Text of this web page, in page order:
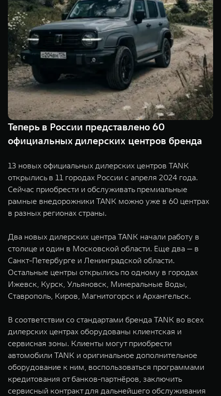
TANK 500
Веди за собой
от 6 499 000 ₽
TANK 700
Сила
от 10 199
Расширяя границы комфорта
от 6 149 000 ₽
Эстетика
от 5 699
WEY 80
Масштаб возможностей
от 6 449 000 ₽
WEY 80
Масштаб
от 8 099
TANK Финансы
Корпоративным клиентам
TANK ФИНАНСЫ
TANK Кредит
TANK Лизинг
TANK Страхование
Сервис
Специальные предложения
Моторные масла
ЦИФРОВЫЕ СЕРВИСЫ TANK
Цифровые сервисы TANK
Подписки
Теперь в России представлено 60
официальных дилерских центров бренда
13 новых официальных дилерских центров TANK
открылись в 11 городах России с апреля 2024 года.
Сейчас приобрести и обслуживать премиальные
рамные внедорожники TANK можно уже в 60 центрах
в разных регионах страны.
Два новых дилерских центра TANK начали работу в
столице и один в Московской области. Еще два — в
Санкт-Петербурге и Ленинградской области.
Остальные центры открылись по одному в городах
Ижевск, Курск, Ульяновск, Минеральные Воды,
Ставрополь, Киров, Магнитогорск и Архангельск.
В соответствии со стандартами бренда TANK во всех
дилерских центрах оборудованы клиентская и
сервисная зоны. Клиенты могут приобрести
автомобили TANK и оригинальное дополнительное
оборудование к ним, воспользоваться программами
кредитования от банков-партнёров, заключить
сервисный контракт для дальнейшего обслуживания